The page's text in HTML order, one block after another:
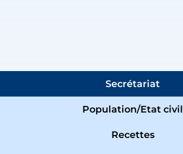
Secrétariat
Population/Etat civil
Recettes